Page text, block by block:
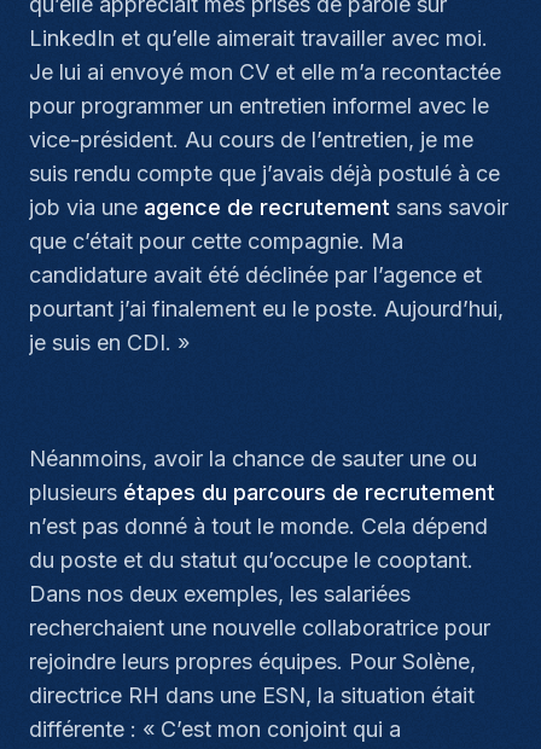
LinkedIn et qu’elle aimerait travailler avec moi.
Je lui ai envoyé mon CV et elle m’a recontactée
pour programmer un entretien informel avec le
vice-président. Au cours de l’entretien, je me
suis rendu compte que j’avais déjà postulé à ce
job via une agence de recrutement sans savoir
que c’était pour cette compagnie. Ma
candidature avait été déclinée par l’agence et
pourtant j’ai finalement eu le poste. Aujourd’hui,
je suis en CDI. »
Néanmoins, avoir la chance de sauter une ou
plusieurs étapes du parcours de recrutement
n’est pas donné à tout le monde. Cela dépend
du poste et du statut qu’occupe le cooptant.
Dans nos deux exemples, les salariées
recherchaient une nouvelle collaboratrice pour
rejoindre leurs propres équipes. Pour Solène,
directrice RH dans une ESN, la situation était
différente : « C’est mon conjoint qui a